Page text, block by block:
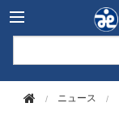
ニュース